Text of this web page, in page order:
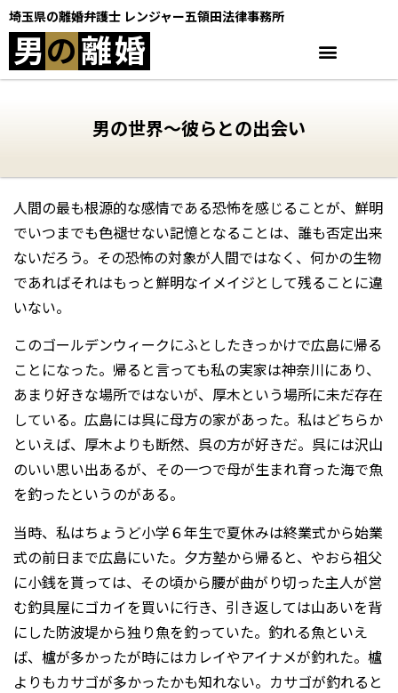
埼玉県の離婚弁護士 レンジャー五領田法律事務所
男の離婚
男の世界〜彼らとの出会い
人間の最も根源的な感情である恐怖を感じることが、鮮明
でいつまでも色褪せない記憶となることは、誰も否定出来
ないだろう。その恐怖の対象が人間ではなく、何かの生物
であればそれはもっと鮮明なイメイジとして残ることに違
いない。
このゴールデンウィークにふとしたきっかけで広島に帰る
ことになった。帰ると言っても私の実家は神奈川にあり、
あまり好きな場所ではないが、厚木という場所に未だ存在
している。広島には呉に母方の家があった。私はどちらか
といえば、厚木よりも断然、呉の方が好きだ。呉には沢山
のいい思い出あるが、その一つで母が生まれ育った海で魚
を釣ったというのがある。
当時、私はちょうど小学６年生で夏休みは終業式から始業
式の前日まで広島にいた。夕方塾から帰ると、やおら祖父
に小銭を貰っては、その頃から腰が曲がり切った主人が営
む釣具屋にゴカイを買いに行き、引き返しては山あいを背
にした防波堤から独り魚を釣っていた。釣れる魚といえ
ば、櫨が多かったが時にはカレイやアイナメが釣れた。櫨
よりもカサゴが多かったかも知れない。カサゴが釣れると